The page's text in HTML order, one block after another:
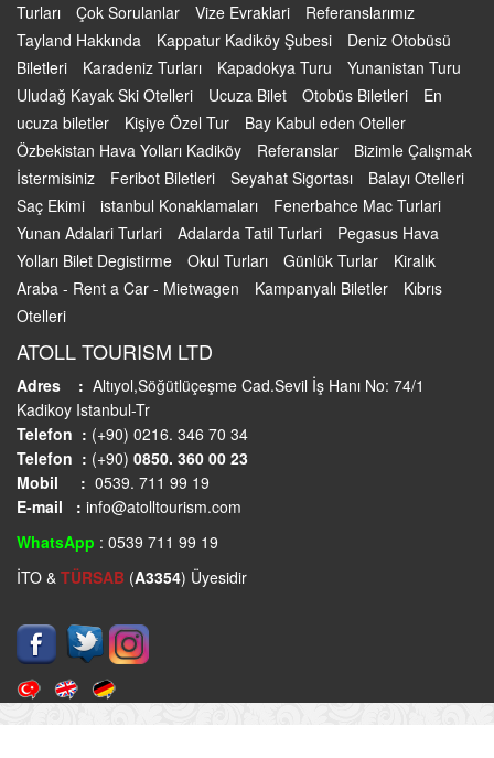
Turları
Çok Sorulanlar Vize Evraklari
Referanslarımız
Tayland Hakkında
Kappatur Kadiköy Şubesi
Deniz Otobüsü
Biletleri
Karadeniz Turları Kapadokya Turu
Yunanistan Turu
Uludağ Kayak Ski Otelleri
Ucuza Bilet Otobüs Biletleri
En
ucuza biletler
Kişiye Özel Tur
Bay Kabul eden Oteller
Özbekistan Hava Yolları Kadiköy
Referanslar
Bizimle Çalışmak
İstermisiniz
Feribot Biletleri Seyahat Sigortası
Balayı Otelleri
Saç Ekimi
istanbul Konaklamaları
Fenerbahce Mac Turlari
Yunan Adalari Turlari
Adalarda Tatil Turlari
Pegasus Hava
Yolları Bilet Degistirme
Okul Turları Günlük Turlar
Kiralık
Araba - Rent a Car - Mietwagen
Kampanyalı Biletler
Kıbrıs
Otelleri
ATOLL TOURISM LTD
Adres : Altıyol,Söğütlüçeşme Cad.Sevil İş Hanı No: 74/1
Kadikoy Istanbul-Tr
Telefon : (+90) 0216. 346 70 34
Telefon : (+90) 0850. 360 00 23
Mobil : 0539. 711 99 19
E-mail : info@atolltourism.com
WhatsApp : 0539 711 99 19
İTO & TÜRSAB (A3354) Üyesidir